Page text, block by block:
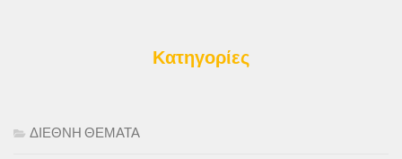
Κατηγορίες
ΔΙΕΘΝΗ ΘΕΜΑΤΑ